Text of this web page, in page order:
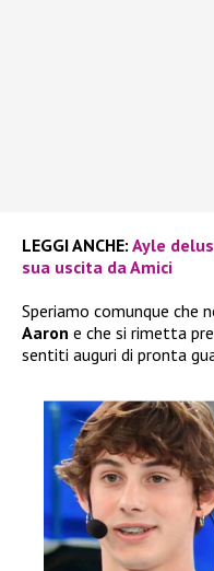
LEGGI ANCHE: Ayle
sua uscita da Amici
Speriamo comunque che
Aaron e che si rimetta
sentiti auguri di pronta